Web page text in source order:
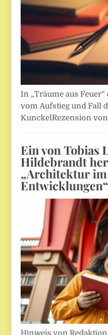
In „Träume aus
vom Aufstieg und Fall
KunckelRezension
Ein von Tobias
Hildebrandt
„Architektur
Entwicklungen“
Hinweis von